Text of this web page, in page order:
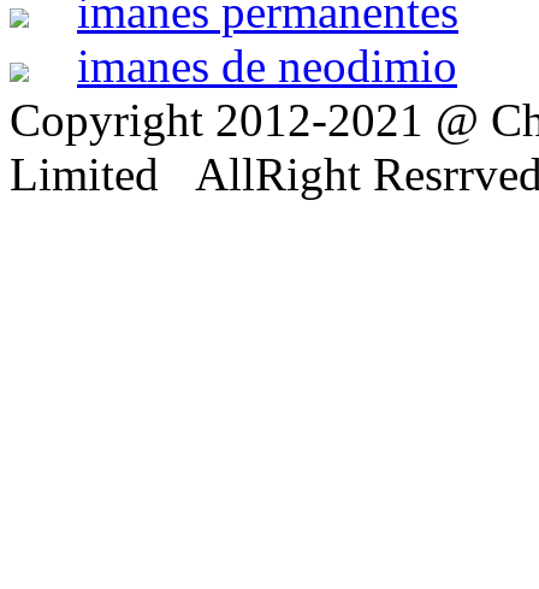
imanes permanentes
imanes de neodimio
Copyright 2012-2021 @
Limited AllRight